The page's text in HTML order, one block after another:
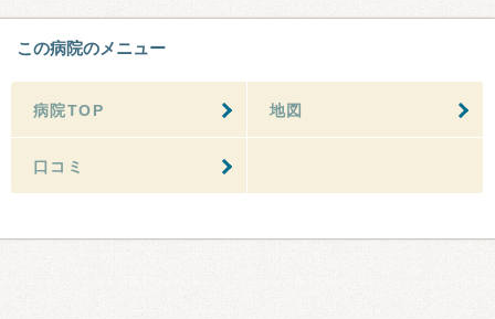
この病院のメニュー
病院TOP 地図
口コミ